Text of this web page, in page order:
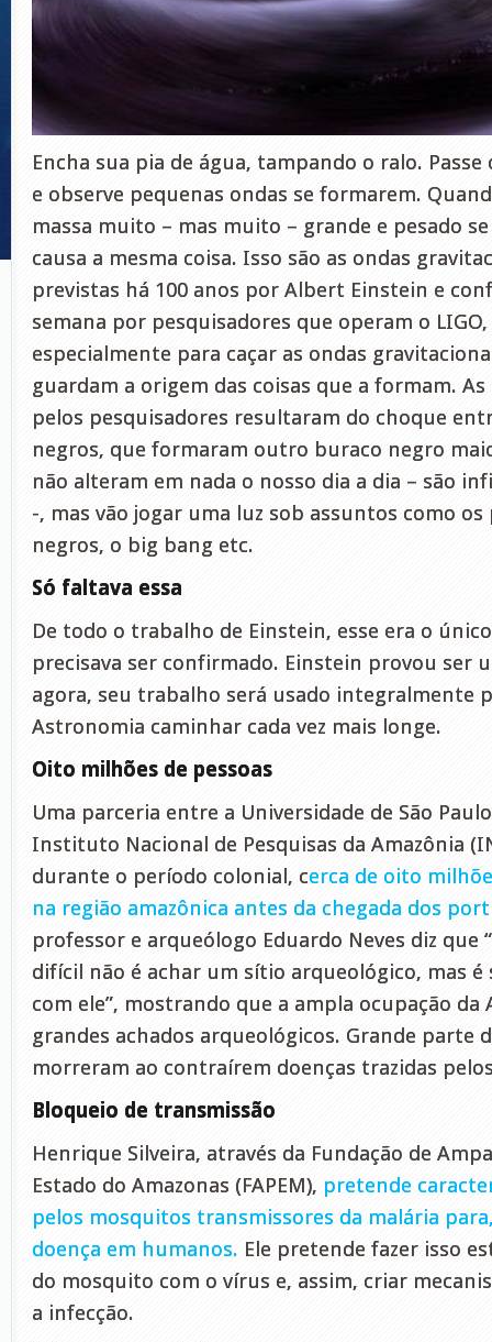
Encha sua pia de água, tampando o ralo.
e observe pequenas ondas se formarem.
massa muito – mas muito – grande e pesado
causa a mesma coisa. Isso são as ondas
previstas há 100 anos por Albert Einstein e
semana por pesquisadores que operam o
especialmente para caçar as ondas
guardam a origem das coisas que a formam.
pelos pesquisadores resultaram do choque
negros, que formaram outro buraco negro
não alteram em nada o nosso dia a dia – são
-, mas vão jogar uma luz sob assuntos como
negros, o big bang etc.
Só faltava essa
De todo o trabalho de Einstein, esse era o
precisava ser confirmado. Einstein provou ser
agora, seu trabalho será usado integralmente
Astronomia caminhar cada vez mais longe.
Oito milhões de pessoas
Uma parceria entre a Universidade de São
Instituto Nacional de Pesquisas da Amazônia
durante o período colonial, cerca de oito
na região amazônica antes da chegada dos
professor e arqueólogo Eduardo Neves diz que
difícil não é achar um sítio arqueológico, mas é
com ele”, mostrando que a ampla ocupação da
grandes achados arqueológicos. Grande parte
morreram ao contraírem doenças trazidas
Bloqueio de transmissão
Henrique Silveira, através da Fundação de
Estado do Amazonas (FAPEM), pretende
pelos mosquitos transmissores da malária
doença em humanos. Ele pretende fazer isso
do mosquito com o vírus e, assim, criar
a infecção.